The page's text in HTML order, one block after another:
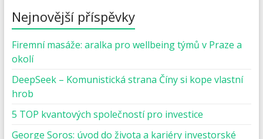
Nejnovější příspěvky
Firemní masáže: aralka pro wellbeing týmů v Praze a
okolí
DeepSeek – Komunistická strana Číny si kope vlastní
hrob
5 TOP kvantových společností pro investice
George Soros: úvod do života a kariéry investorské